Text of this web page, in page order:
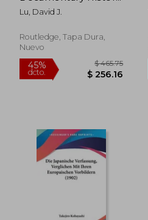
40%
Vol 2: The Late
Tokugawa Period to
Documentary History
(en Inglés)
Lu, David J.
Routledge, Tapa Dura,
Nuevo